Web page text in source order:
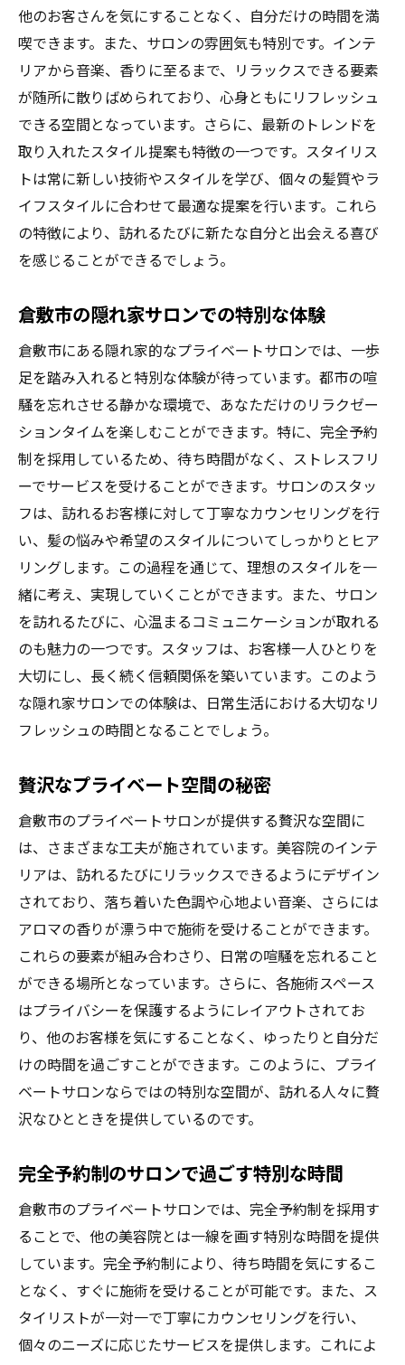
ライフスタイルにフィットするヘアデザイ
ン
倉敷市の美容院でのスタイルチェンジ
倉敷市の美容院で個別対応の贅沢なサービスを
受けるには
個別対応で受ける特別なケア
パーソナライズされたヘアケア体験
完全予約制の特別なサービスとは
顧客の声に応えるプライベートサロン
倉敷市の美容院での特別なひととき
プライベートサロンが提供する究極の美容体験
とは
究極のリラクゼーションを体感する
プライベートサロンの特別なメニュー
心地よい空間での美容体験
プロフェッショナルによる最高の技術
満足度の高いプライベートサービス
倉敷市のサロンでの忘れられない体験
倉敷市の美容院での一対一のカスタムメイドサ
ービスの魅力
一対一のサービスで得られる安心感
個別対応によるスタイリング提案
倉敷市のサロンでのパーソナルケア
カスタムメイドサービスの詳細
一対一の丁寧なカウンセリング
プライベートサロンでの日常を輝かせるヘアス
タイル探し
毎日が輝くヘアスタイルの提案
プライベートサロンでのスタイル提案
ライフスタイルに合わせたヘアデザイン
日常を豊かにするスタイリング法
倉敷市の美容院でのスタイルレッスン
魅力的なヘアスタイルで日常を変える
美と癒しの空間倉敷市プライベートサロンの魅
力徹底解剖
プライベートサロンの癒しの空間
倉敷市サロンの特別なデザイン
プロフェッショナルが作る癒しの時間
倉敷市での特別なリラクゼーション体験
魅力的なサロン空間の秘密
倉敷市で個性を引き出す美容院体験のすすめ
個性を活かすスタイルの提案
他のお客さんを気にすることなく、自分だけの時間を満
喫できます。また、サロンの雰囲気も特別です。インテ
リアから音楽、香りに至るまで、リラックスできる要素
が随所に散りばめられており、心身ともにリフレッシュ
できる空間となっています。さらに、最新のトレンドを
取り入れたスタイル提案も特徴の一つです。スタイリス
トは常に新しい技術やスタイルを学び、個々の髪質やラ
イフスタイルに合わせて最適な提案を行います。これら
の特徴により、訪れるたびに新たな自分と出会える喜び
を感じることができるでしょう。
倉敷市の隠れ家サロンでの特別な体験
倉敷市にある隠れ家的なプライベートサロンでは、一歩
足を踏み入れると特別な体験が待っています。都市の喧
騒を忘れさせる静かな環境で、あなただけのリラクゼー
ションタイムを楽しむことができます。特に、完全予約
制を採用しているため、待ち時間がなく、ストレスフリ
ーでサービスを受けることができます。サロンのスタッ
フは、訪れるお客様に対して丁寧なカウンセリングを行
い、髪の悩みや希望のスタイルについてしっかりとヒア
リングします。この過程を通じて、理想のスタイルを一
緒に考え、実現していくことができます。また、サロン
を訪れるたびに、心温まるコミュニケーションが取れる
のも魅力の一つです。スタッフは、お客様一人ひとりを
大切にし、長く続く信頼関係を築いています。このよう
な隠れ家サロンでの体験は、日常生活における大切なリ
フレッシュの時間となることでしょう。
贅沢なプライベート空間の秘密
倉敷市のプライベートサロンが提供する贅沢な空間に
は、さまざまな工夫が施されています。美容院のインテ
リアは、訪れるたびにリラックスできるようにデザイン
されており、落ち着いた色調や心地よい音楽、さらには
アロマの香りが漂う中で施術を受けることができます。
これらの要素が組み合わさり、日常の喧騒を忘れること
ができる場所となっています。さらに、各施術スペース
はプライバシーを保護するようにレイアウトされてお
り、他のお客様を気にすることなく、ゆったりと自分だ
けの時間を過ごすことができます。このように、プライ
ベートサロンならではの特別な空間が、訪れる人々に贅
沢なひとときを提供しているのです。
完全予約制のサロンで過ごす特別な時間
倉敷市のプライベートサロンでは、完全予約制を採用す
ることで、他の美容院とは一線を画す特別な時間を提供
しています。完全予約制により、待ち時間を気にするこ
となく、すぐに施術を受けることが可能です。また、ス
タイリストが一対一で丁寧にカウンセリングを行い、
個々のニーズに応じたサービスを提供します。これによ